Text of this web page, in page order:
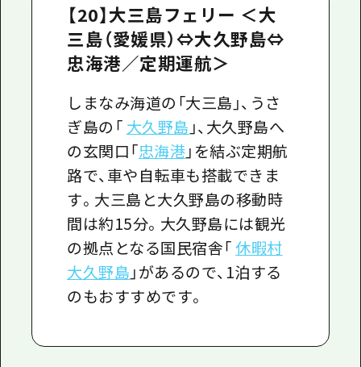
【20】大三島フェリー ＜大
三島（愛媛県）⇔大久野島⇔
忠海港／定期運航＞
しまなみ海道の「大三島」、うさ
ぎ島の「 大久野島 」、大久野島へ
の玄関口「忠海港」を結ぶ定期航
路で、車や自転車も搭載できま
す。大三島と大久野島の移動時
間は約15分。大久野島には観光
の拠点となる国民宿舎「休暇村
大久野島 」があるので、1泊する
のもおすすめです。